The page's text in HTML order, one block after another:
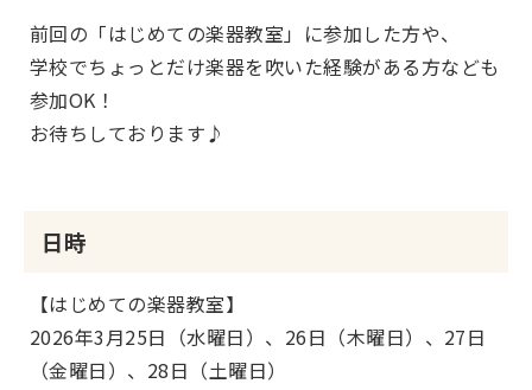
前回の「はじめての楽器教室」に参加した方や、
学校でちょっとだけ楽器を吹いた経験がある方なども
参加OK！
お待ちしております♪
日時
【はじめての楽器教室】
2026年3月25日（水曜日）、26日（木曜日）、27日
（金曜日）、28日（土曜日）